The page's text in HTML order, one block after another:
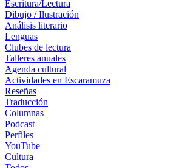
Escritura/Lectura
Dibujo / Ilustración
Análisis literario
Lenguas
Clubes de lectura
Talleres anuales
Agenda cultural
Actividades en Escaramuza
Reseñas
Traducción
Columnas
Podcast
Perfiles
YouTube
Cultura